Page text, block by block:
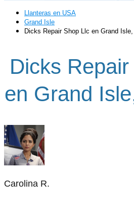
Llanteras en USA
Grand Isle
Dicks Repair Shop Llc en Grand
Dicks
en Grand
Carolina R.